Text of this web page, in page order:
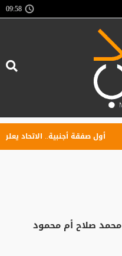
09:58
أول صفقة أجنبية.. الاتحاد يعلن
صلاح أم محمود